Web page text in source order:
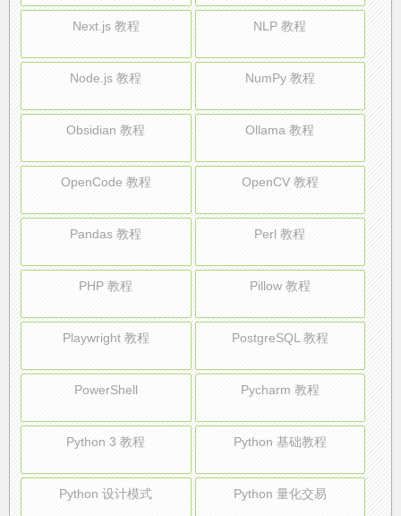
Next.js 教程 NLP 教程
Node.js 教程 NumPy 教程
Obsidian 教程 Ollama 教程
OpenCode 教程 OpenCV 教程
Pandas 教程 Perl 教程
PHP 教程 Pillow 教程
Playwright 教程 PostgreSQL 教程
PowerShell Pycharm 教程
Python 3 教程 Python 基础教程
Python 设计模式 Python 量化交易